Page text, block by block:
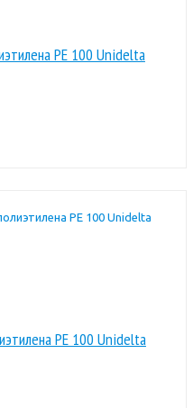
PE 100 Unidelta
PE 100 Unidelta